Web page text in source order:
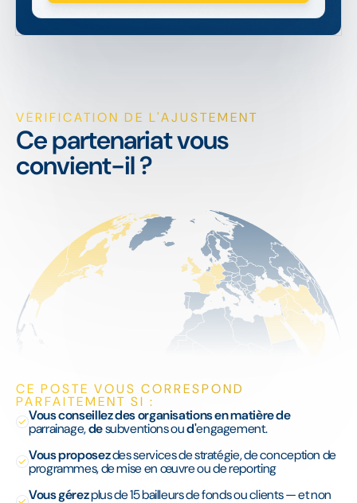
VÉRIFICATION DE L'AJUSTEMENT
Ce partenariat vous
convient-il ?
CE POSTE VOUS CORRESPOND
PARFAITEMENT SI :
Vous conseillez des organisations en matière de
parrainage,desubventions oud'engagement.
Vous proposezdes services de stratégie, de conception de
programmes, de mise en œuvre ou de reporting
Vous gérezplus de 15 bailleurs de fonds ou clients — et non